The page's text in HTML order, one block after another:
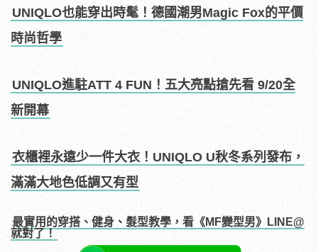
UNIQLO也能穿出時髦！德國潮男Magic Fox的平價
時尚哲學
UNIQLO進駐ATT 4 FUN！五大亮點搶先看 9/20全
新開幕
衣櫃裡永遠少一件大衣！UNIQLO U秋冬系列發布，
滿滿大地色低調又有型
最實用的穿搭、健身、髮型教學，看《MF變型男》LINE@
就對了！